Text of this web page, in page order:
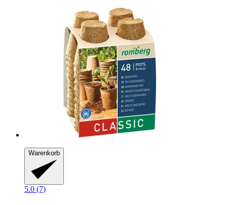
Warenkorb
5.0 (7)